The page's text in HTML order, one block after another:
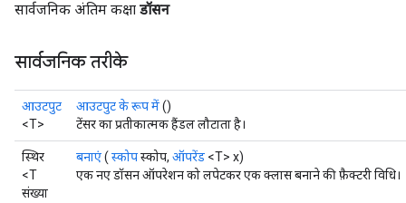
सार्वजनिक अंतिम कक्षा डॉसन
सार्वजनिक तरीके
आउटपुट
<T>
आउटपुट के रूप में()
टेंसर का प्रतीकात्मक हैंडल लौटाता है।
स्थिर
<T
संख्या
बनाएं( स्कोपस्कोप, ऑपरेंड <T> x)
एक नए डॉसन ऑपरेशन को लपेटकर एक क्लास बनाने की फ़ैक्टरी विधि।